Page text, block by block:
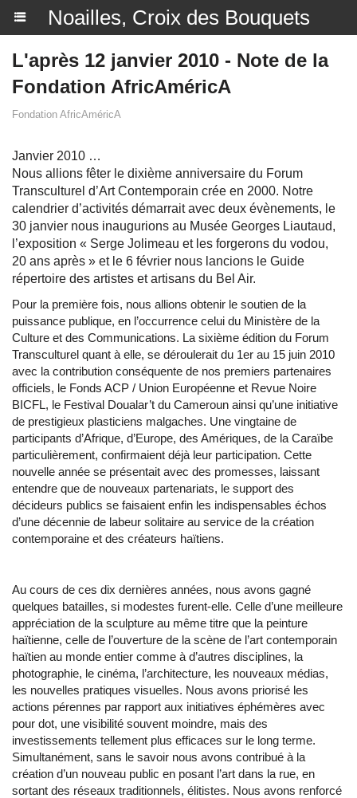
Noailles, Croix des Bouquets
L'après 12 janvier 2010 - Note de la
Fondation AfricAméricA
Fondation AfricAméricA
Janvier 2010 …
Nous allions fêter le dixième anniversaire du Forum
Transculturel d’Art Contemporain crée en 2000. Notre
calendrier d’activités démarrait avec deux évènements, le
30 janvier nous inaugurions au Musée Georges Liautaud,
l’exposition « Serge Jolimeau et les forgerons du vodou,
20 ans après » et le 6 février nous lancions le Guide
répertoire des artistes et artisans du Bel Air.
Pour la première fois, nous allions obtenir le soutien de la
puissance publique, en l’occurrence celui du Ministère de la
Culture et des Communications. La sixième édition du Forum
Transculturel quant à elle, se déroulerait du 1er au 15 juin 2010
avec la contribution conséquente de nos premiers partenaires
officiels, le Fonds ACP / Union Européenne et Revue Noire
BICFL, le Festival Doualar’t du Cameroun ainsi qu’une initiative
de prestigieux plasticiens malgaches. Une vingtaine de
participants d’Afrique, d’Europe, des Amériques, de la Caraïbe
particulièrement, confirmaient déjà leur participation. Cette
nouvelle année se présentait avec des promesses, laissant
entendre que de nouveaux partenariats, le support des
décideurs publics se faisaient enfin les indispensables échos
d’une décennie de labeur solitaire au service de la création
contemporaine et des créateurs haïtiens.
Au cours de ces dix dernières années, nous avons gagné
quelques batailles, si modestes furent-elle. Celle d’une meilleure
appréciation de la sculpture au même titre que la peinture
haïtienne, celle de l’ouverture de la scène de l’art contemporain
haïtien au monde entier comme à d’autres disciplines, la
photographie, le cinéma, l’architecture, les nouveaux médias,
les nouvelles pratiques visuelles. Nous avons priorisé les
actions pérennes par rapport aux initiatives éphémères avec
pour dot, une visibilité souvent moindre, mais des
investissements tellement plus efficaces sur le long terme.
Simultanément, sans le savoir nous avons contribué à la
création d’un nouveau public en posant l’art dans la rue, en
sortant des réseaux traditionnels, élitistes. Nous avons renforcé